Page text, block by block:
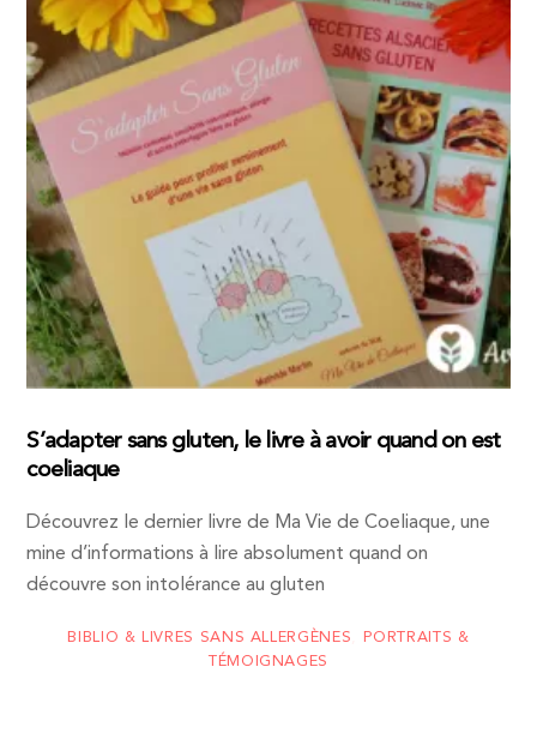
S’adapter sans gluten, le livre à avoir quand on est
coeliaque
Découvrez le dernier livre de Ma Vie de Coeliaque, une
mine d’informations à lire absolument quand on
découvre son intolérance au gluten
BIBLIO & LIVRES SANS ALLERGÈNES
PORTRAITS &
TÉMOIGNAGES